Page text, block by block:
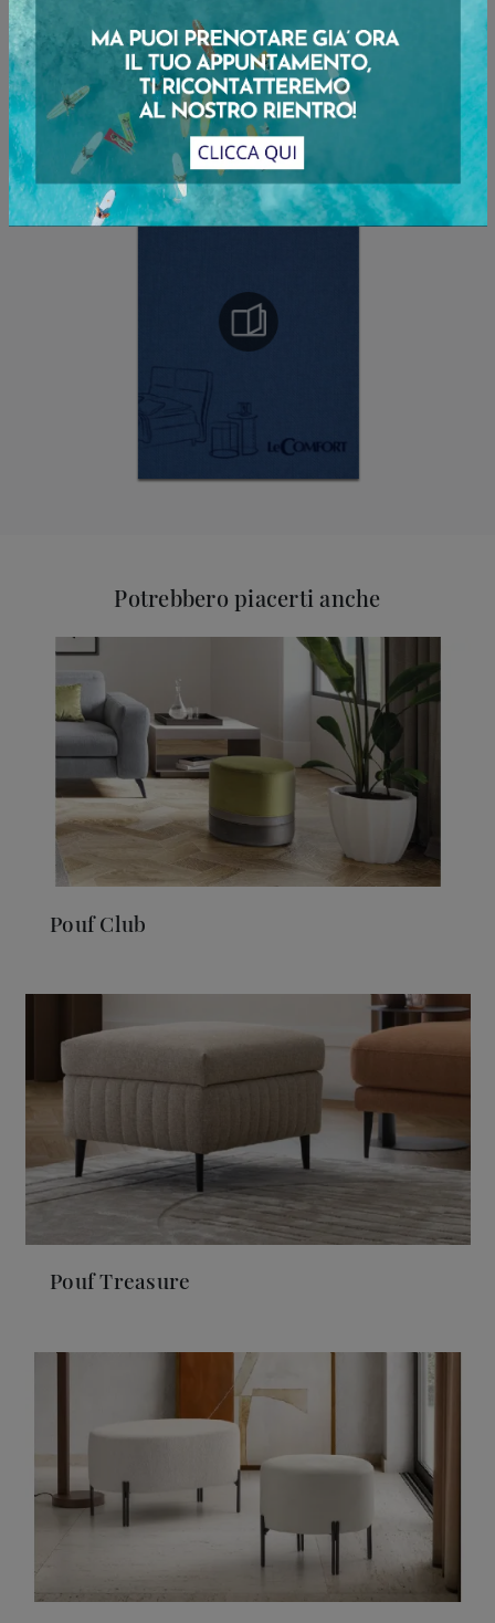
Sfoglia i cataloghi
INVIA
Potrebbero piacerti anche
Pouf Club
Pouf Treasure